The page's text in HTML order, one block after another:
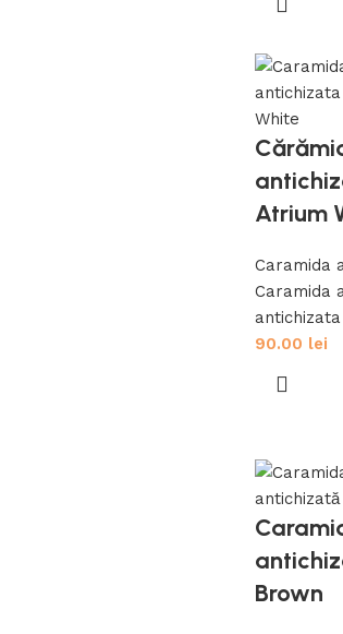
Atrium
Caramida
Caramida
antichizata
90.00 lei
Brown